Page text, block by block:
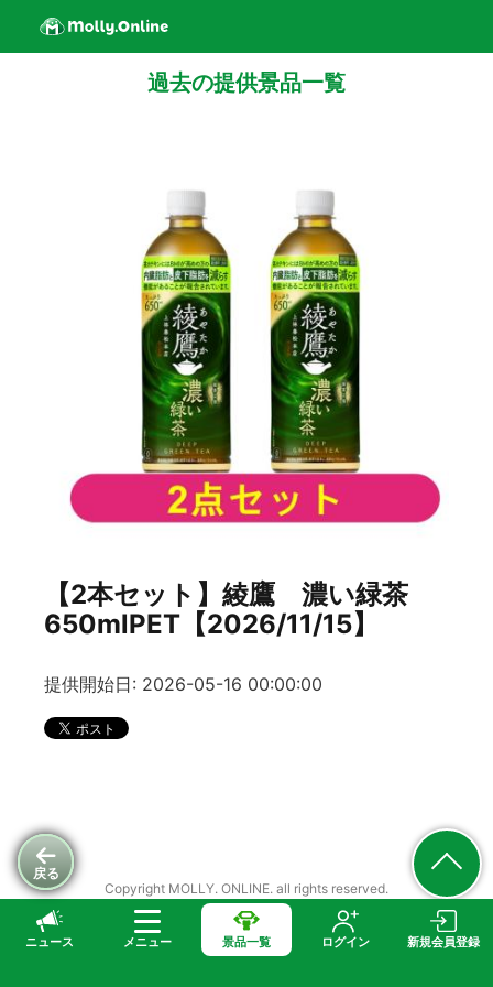
ニュース メニュー 景品一覧 ログイン 新規会員登録
戻る
過去の提供景品一覧
【2本セット】綾鷹 濃い緑茶
650mlPET【2026/11/15】
提供開始日: 2026-05-16 00:00:00
Copyright MOLLY. ONLINE. all rights reserved.